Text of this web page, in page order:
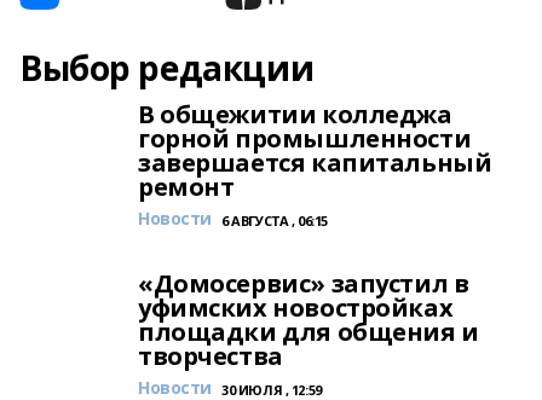
Выбор редакции
В общежитии колледжа
горной промышленности
завершается капитальный
ремонт
Новости 6 АВГУСТА , 06:15
«Домосервис» запустил в
уфимских новостройках
площадки для общения и
творчества
Новости 30 ИЮЛЯ , 12:59